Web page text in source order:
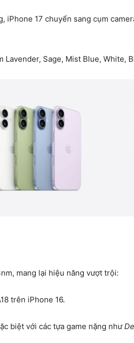
iPhone 17 chuyển sang cụm
Lavender, Sage, Mist Blue, White,
mang lại hiệu năng vượt trội:
trên iPhone 16.
biệt với các tựa game nặng như